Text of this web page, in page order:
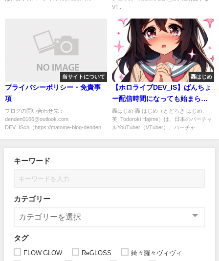
VT...
当サイトについて
プライバシーポリシー・免責事
項
ブログの問い合わせ先：
denden0166@outlook.com
DEV_ISch（https://matome-blog-denden....
轟はじめ
【ホロライブDEV_IS】ばんちょ
ー配信時間になっても始まら
ず。原因は？ #轟はじめ
轟はじめ 轟 はじめ（とどろき はじめ、
英: Todoroki Hajime）は、日本のバーチャ
ルYouTuber（VTuber）、バーチャ...
キーワード
カテゴリー
タグ
FLOW GLOW ReGLOSS
綺々羅々ヴィヴィ